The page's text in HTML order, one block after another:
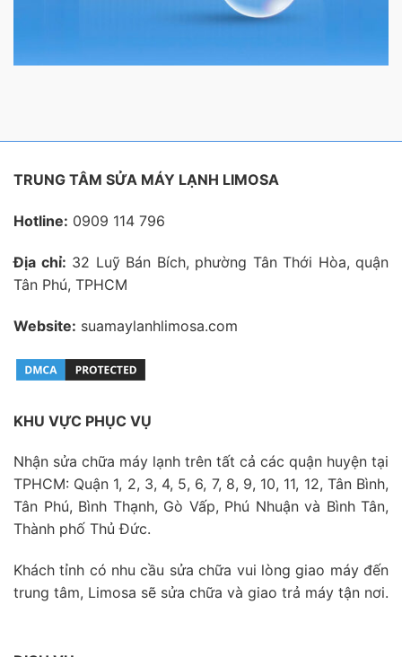
TRUNG TÂM SỬA MÁY LẠNH LIMOSA
Hotline: 0909 114 796
Địa chỉ: 32 Luỹ Bán Bích, phường Tân Thới Hòa, quận
Tân Phú, TPHCM
Website: suamaylanhlimosa.com
KHU VỰC PHỤC VỤ
Nhận sửa chữa máy lạnh trên tất cả các quận huyện tại
TPHCM: Quận 1, 2, 3, 4, 5, 6, 7, 8, 9, 10, 11, 12, Tân Bình,
Tân Phú, Bình Thạnh, Gò Vấp, Phú Nhuận và Bình Tân,
Thành phố Thủ Đức.
Khách tỉnh có nhu cầu sửa chữa vui lòng giao máy đến
trung tâm, Limosa sẽ sửa chữa và giao trả máy tận nơi.